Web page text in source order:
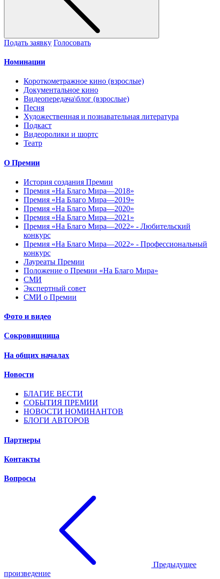
Подать заявку Голосовать
Номинации
Короткометражное кино (взрослые)
Документальное кино
Видеопередача\блог (взрослые)
Песня
Художественная и познавательная литература
Подкаст
Видеоролики и шортс
Театр
О Премии
История создания Премии
Премия «На Благо Мира—2018»
Премия «На Благо Мира—2019»
Премия «На Благо Мира—2020»
Премия «На Благо Мира—2021»
Премия «На Благо Мира—2022» - Любительский
конкурс
Премия «На Благо Мира—2022» - Профессиональный
конкурс
Лауреаты Премии
Положение о Премии «На Благо Мира»
СМИ
Экспертный совет
СМИ о Премии
Фото и видео
Сокровищница
На общих началах
Новости
БЛАГИЕ ВЕСТИ
СОБЫТИЯ ПРЕМИИ
НОВОСТИ НОМИНАНТОВ
БЛОГИ АВТОРОВ
Партнеры
Контакты
Вопросы
Предыдущее
произведение